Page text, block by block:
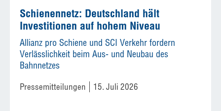
Schienennetz: Deutschland hält
Investitionen auf hohem Niveau
Allianz pro Schiene und SCI Verkehr fordern
Verlässlichkeit beim Aus- und Neubau des
Bahnnetzes
Pressemitteilungen 15. Juli 2026